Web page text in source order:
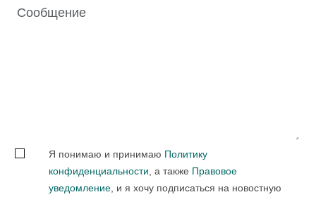
Я понимаю и принимаю Политику
конфиденциальности , а также Правовое
уведомление , и я хочу подписаться на новостную